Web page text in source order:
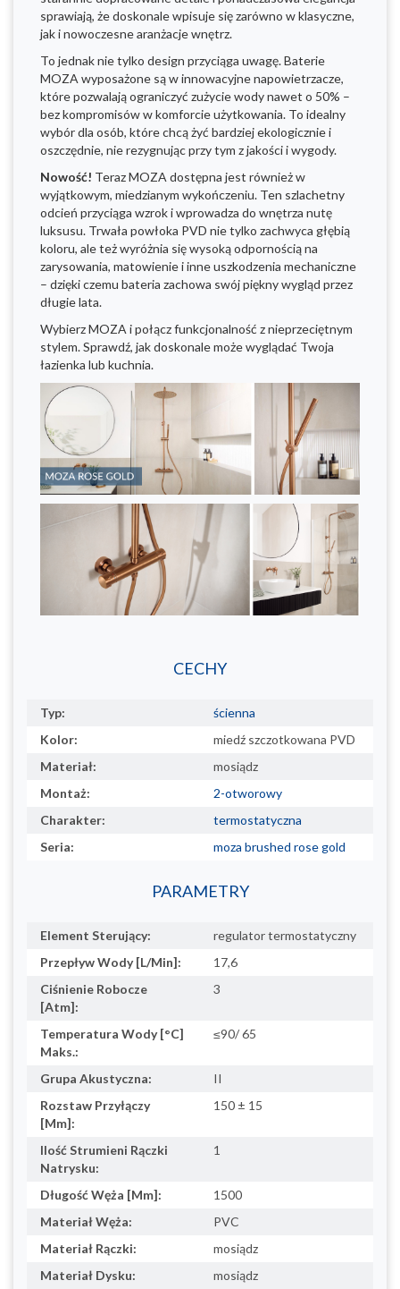
sprawiają, że doskonale wpisuje się zarówno w klasyczne,
jak i nowoczesne aranżacje wnętrz.
To jednak nie tylko design przyciąga uwagę. Baterie
MOZA wyposażone są w innowacyjne napowietrzacze,
które pozwalają ograniczyć zużycie wody nawet o 50% –
bez kompromisów w komforcie użytkowania. To idealny
wybór dla osób, które chcą żyć bardziej ekologicznie i
oszczędnie, nie rezygnując przy tym z jakości i wygody.
Nowość! Teraz MOZA dostępna jest również w
wyjątkowym, miedzianym wykończeniu. Ten szlachetny
odcień przyciąga wzrok i wprowadza do wnętrza nutę
luksusu. Trwała powłoka PVD nie tylko zachwyca głębią
koloru, ale też wyróżnia się wysoką odpornością na
zarysowania, matowienie i inne uszkodzenia mechaniczne
– dzięki czemu bateria zachowa swój piękny wygląd przez
długie lata.
Wybierz MOZA i połącz funkcjonalność z nieprzeciętnym
stylem. Sprawdź, jak doskonale może wyglądać Twoja
łazienka lub kuchnia.
CECHY
Typ:
ścienna
Kolor:
miedź szczotkowana PVD
Materiał:
mosiądz
Montaż:
2-otworowy
Charakter:
termostatyczna
Seria:
moza brushed rose gold
PARAMETRY
Element Sterujący:
regulator termostatyczny
Przepływ Wody [L/Min]:
17,6
Ciśnienie Robocze
[Atm]:
3
Temperatura Wody [°C]
Maks.:
≤90/ 65
Grupa Akustyczna:
II
Rozstaw Przyłączy
[Mm]:
150 ± 15
Ilość Strumieni Rączki
Natrysku:
1
Długość Węża [Mm]:
1500
Materiał Węża:
PVC
Materiał Rączki:
mosiądz
Materiał Dysku:
mosiądz